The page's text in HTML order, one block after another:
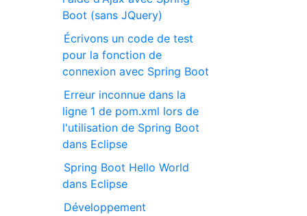
Boot (sans JQuery)
Écrivons un code de test
pour la fonction de
connexion avec Spring Boot
Erreur inconnue dans la
ligne 1 de pom.xml lors de
l'utilisation de Spring Boot
dans Eclipse
Spring Boot Hello World
dans Eclipse
Développement